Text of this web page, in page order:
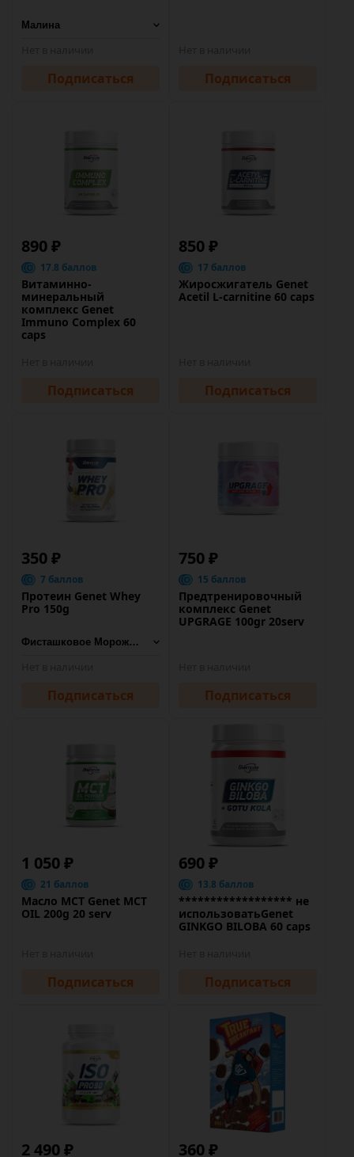
Подписаться Подписаться
890 ₽
17.8 баллов
Витаминно-
минеральный
комплекс Genet
Immuno Complex 60
caps
Подписаться
850 ₽
17 баллов
Жиросжигатель Genet
Acetil L-carnitine 60 caps
Подписаться
350 ₽
7 баллов
Протеин Genet Whey
Pro 150g
Подписаться
750 ₽
15 баллов
Предтренировочный
комплекс Genet
UPGRAGE 100gr 20serv
Подписаться
1 050 ₽
21 баллов
Масло МСТ Genet MCT
OIL 200g 20 serv
Подписаться
690 ₽
13.8 баллов
****************** не
использоватьGenet
GINKGO BILOBA 60 caps
Подписаться
2 490 ₽ 360 ₽